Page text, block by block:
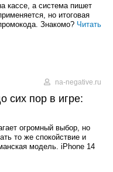
кассе, а система пишет
но итоговая
Знакомо? Читать
na-negative.ru
сих пор в игре:
огромный выбор, но
то же спокойствие и
модель. iPhone 14